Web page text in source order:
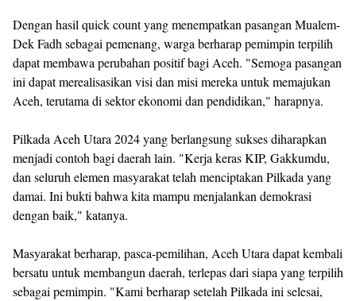
Dengan hasil quick count yang menempatkan pasangan Mualem-
Dek Fadh sebagai pemenang, warga berharap pemimpin terpilih
dapat membawa perubahan positif bagi Aceh. "Semoga pasangan
ini dapat merealisasikan visi dan misi mereka untuk memajukan
Aceh, terutama di sektor ekonomi dan pendidikan," harapnya.
Pilkada Aceh Utara 2024 yang berlangsung sukses diharapkan
menjadi contoh bagi daerah lain. "Kerja keras KIP, Gakkumdu,
dan seluruh elemen masyarakat telah menciptakan Pilkada yang
damai. Ini bukti bahwa kita mampu menjalankan demokrasi
dengan baik," katanya.
Masyarakat berharap, pasca-pemilihan, Aceh Utara dapat kembali
bersatu untuk membangun daerah, terlepas dari siapa yang terpilih
sebagai pemimpin. "Kami berharap setelah Pilkada ini selesai,